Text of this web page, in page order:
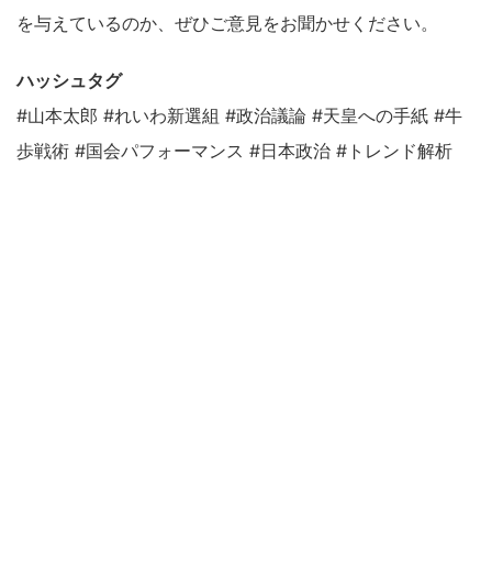
を与えているのか、ぜひご意見をお聞かせください。
ハッシュタグ
#山本太郎 #れいわ新選組 #政治議論 #天皇への手紙 #牛
歩戦術 #国会パフォーマンス #日本政治 #トレンド解析